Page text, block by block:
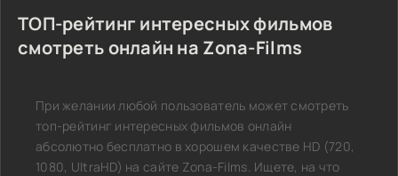
ТОП-рейтинг интересных фильмов
смотреть онлайн на Zona-Films
При желании любой пользователь может смотреть
топ-рейтинг интересных фильмов онлайн
абсолютно бесплатно в хорошем качестве HD (720,
1080, UltraHD) на сайте Zona-Films. Ищете, на что